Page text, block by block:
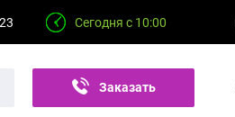
Сегодня с 10:00
Заказать